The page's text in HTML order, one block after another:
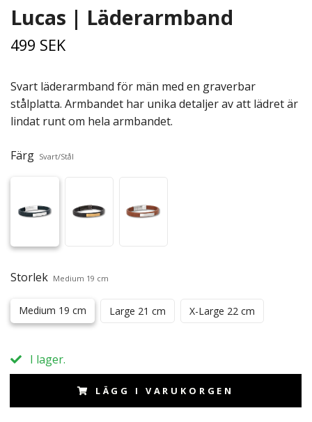
Lucas | Läderarmband
499 SEK
Svart läderarmband för män med en graverbar
stålplatta. Armbandet har unika detaljer av att lädret är
lindat runt om hela armbandet.
Färg Svart/Stål
Storlek Medium 19 cm
Medium 19 cm Large 21 cm X-Large 22 cm
I lager.
LÄGG I VARUKORGEN